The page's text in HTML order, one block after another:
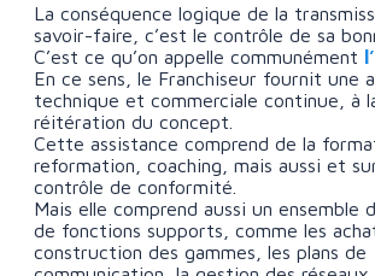
La conséquence logique de la
savoir-faire, c’est le contrôle de sa
C’est ce qu’on appelle communément
En ce sens, le Franchiseur fournit une
technique et commerciale continue, à
réitération du concept.
Cette assistance comprend de la
reformation, coaching, mais aussi et
contrôle de conformité.
Mais elle comprend aussi un ensemble
de fonctions supports, comme les
construction des gammes, les plans de